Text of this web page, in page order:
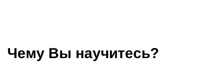
Чему Вы научитесь?